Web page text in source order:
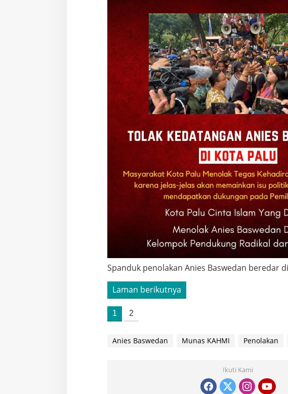
Spanduk penolakan Anies Baswedan beredar
Laman berikutnya
1 2
Anies Baswedan Munas KAHMI Penolakan
Ikuti Kami